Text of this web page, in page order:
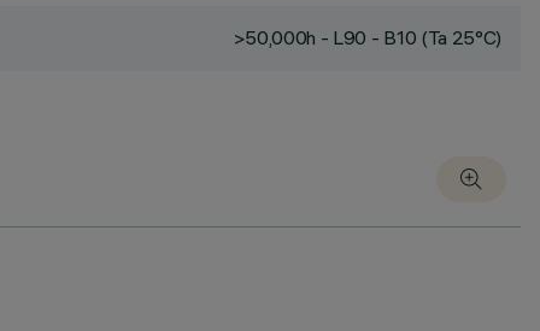
>50,000h - L90 - B10 (Ta 25°C)